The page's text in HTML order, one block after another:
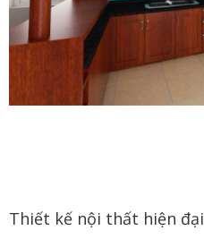
Thiết kế nội thất hiện đại